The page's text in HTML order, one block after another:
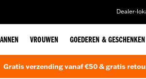
Dealer-
VROUWEN GOEDEREN & GESCHENKEN
Gratis verzending vanaf €50 & gratis